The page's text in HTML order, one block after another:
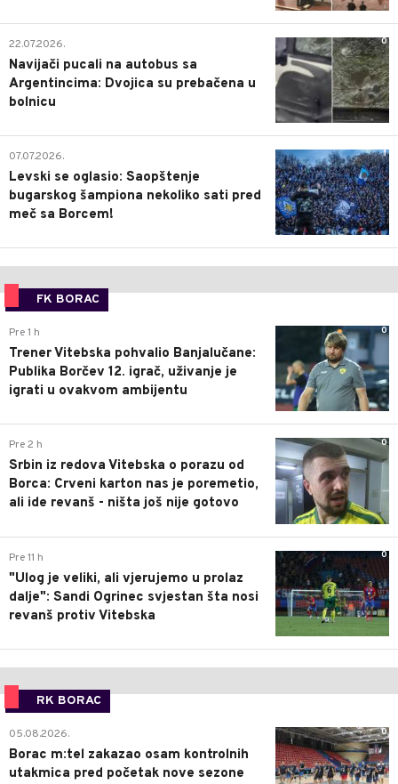
0
22.07.2026.
Navijači pucali na autobus sa
Argentincima: Dvojica su prebačena u
bolnicu
1
07.07.2026.
Levski se oglasio: Saopštenje
bugarskog šampiona nekoliko sati pred
meč sa Borcem!
FK BORAC
0
Pre 1 h
Trener Vitebska pohvalio Banjalučane:
Publika Borčev 12. igrač, uživanje je
igrati u ovakvom ambijentu
0
Pre 2 h
Srbin iz redova Vitebska o porazu od
Borca: Crveni karton nas je poremetio,
ali ide revanš - ništa još nije gotovo
0
Pre 11 h
"Ulog je veliki, ali vjerujemo u prolaz
dalje": Sandi Ogrinec svjestan šta nosi
revanš protiv Vitebska
RK BORAC
0
05.08.2026.
Borac m:tel zakazao osam kontrolnih
utakmica pred početak nove sezone